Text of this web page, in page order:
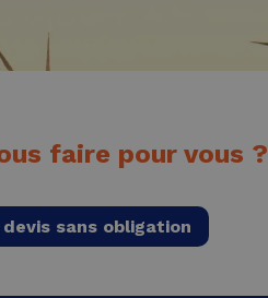
faire pour vous ?
devis sans obligation